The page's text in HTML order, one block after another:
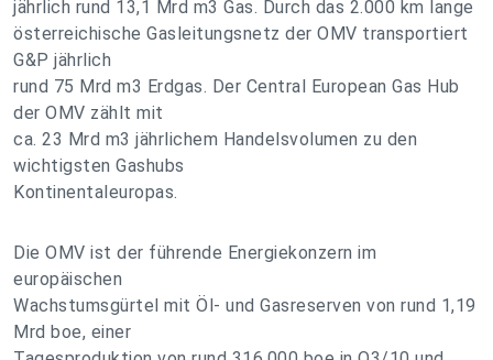
jährlich rund 13,1 Mrd m3 Gas. Durch das 2.000 km lange
österreichische Gasleitungsnetz der OMV transportiert
G&P jährlich
rund 75 Mrd m3 Erdgas. Der Central European Gas Hub
der OMV zählt mit
ca. 23 Mrd m3 jährlichem Handelsvolumen zu den
wichtigsten Gashubs
Kontinentaleuropas.
Die OMV ist der führende Energiekonzern im
europäischen
Wachstumsgürtel mit Öl- und Gasreserven von rund 1,19
Mrd boe, einer